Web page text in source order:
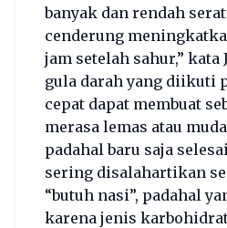
banyak dan rendah
cenderung
jam setelah sahur,” kata
gula darah yang diikuti
cepat dapat membuat
merasa lemas atau
padahal baru saja
sering disalahartikan
“butuh nasi”, padahal
karena jenis